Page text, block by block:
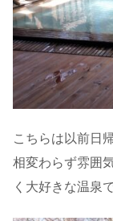
こちらは以前日
相変わらず雰囲
く大好きな温泉